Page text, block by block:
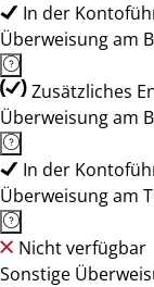
In der
Überweisung am
Zusätzliches
Überweisung am
In der
Überweisung am
Nicht verfügbar
Sonstige